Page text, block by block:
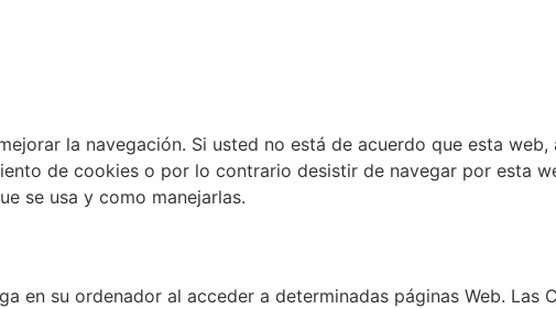
la navegación. Si usted no está de acuerdo que esta web,
de cookies o por lo contrario desistir de navegar por esta
se usa y como manejarlas.
en su ordenador al acceder a determinadas páginas Web. Las